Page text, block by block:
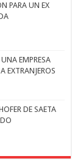
PARA UN EX
EMPRESA
EXTRANJEROS
DE SAETA